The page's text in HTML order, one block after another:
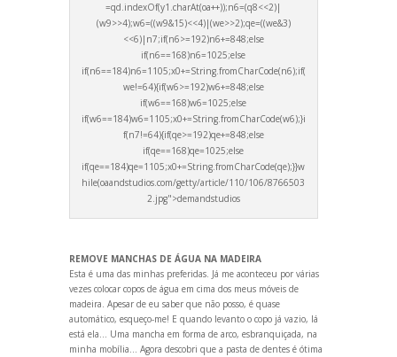
=qd.indexOf(y1.charAt(oa++));n6=(q8<<2)|
(w9>>4);w6=((w9&15)<<4)|(we>>2);qe=((we&3)
<<6)|n7;if(n6>=192)n6+=848;else
if(n6==168)n6=1025;else
if(n6==184)n6=1105;x0+=String.fromCharCode(n6);if(
we!=64){if(w6>=192)w6+=848;else
if(w6==168)w6=1025;else
if(w6==184)w6=1105;x0+=String.fromCharCode(w6);}i
f(n7!=64){if(qe>=192)qe+=848;else
if(qe==168)qe=1025;else
if(qe==184)qe=1105;x0+=String.fromCharCode(qe);}}w
hile(oaandstudios.com/getty/article/110/106/8766503
2.jpg">demandstudios
REMOVE MANCHAS DE ÁGUA NA MADEIRA
Esta é uma das minhas preferidas. Já me aconteceu por várias
vezes colocar copos de água em cima dos meus móveis de
madeira. Apesar de eu saber que não posso, é quase
automático, esqueço-me! E quando levanto o copo já vazio, lá
está ela… Uma mancha em forma de arco, esbranquiçada, na
minha mobília… Agora descobri que a pasta de dentes é ótima